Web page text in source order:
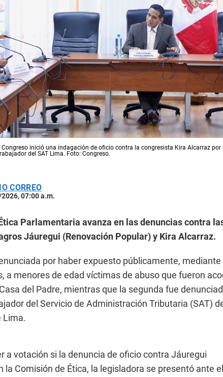
Congreso inició una indagación de oficio contra la congresista Kira Alcarraz por
del SAT Lima. Foto: Congreso.
CORREO
07:00 a.m.
Parlamentaria avanza en las denuncias contra
Jáuregui (Renovación Popular) y Kira Alcarraz.
por haber expuesto públicamente,
a menores de edad víctimas de abuso que fueron
del Padre, mientras que la segunda fue
del Servicio de Administración Tributaria (SAT)
Lima.
a votación si la denuncia de oficio contra Jáuregui
la Comisión de Ética, la legisladora se presentó ante el